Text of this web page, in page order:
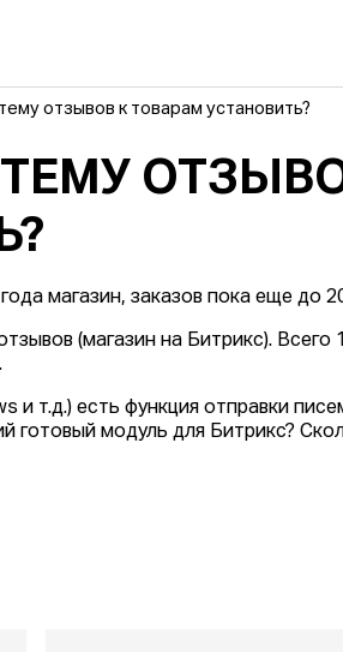
отзывов к товарам установить?
магазин, заказов пока еще до
(магазин на Битрикс).
и т.д.) есть функция отправки
готовый модуль для Битрикс?